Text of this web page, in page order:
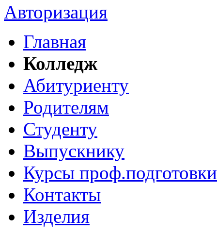
Авторизация
Главная
Колледж
Абитуриенту
Родителям
Студенту
Выпускнику
Курсы проф.подготовки
Контакты
Изделия